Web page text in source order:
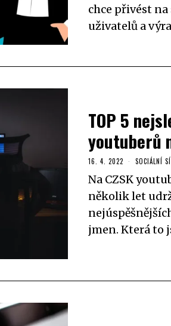
chce přivést
uživatelů a
TOP 5
youtuberů
16. 4. 2022 SOCIÁLNÍ
Na CZSK
několik let
jmen. Která to